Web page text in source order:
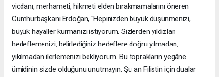
vicdanı, merhameti, hikmeti elden bırakmamalarını öneren
Cumhurbaşkanı Erdoğan, "Hepinizden büyük düşünmenizi,
büyük hayaller kurmanızı istiyorum. Sizlerden yıldızları
hedeflemenizi, belirlediğiniz hedeflere doğru yılmadan,
yıkılmadan ilerlemenizi bekliyorum. Bu toprakların yegâne
ümidinin sizde olduğunu unutmayın. Şu an Filistin için dualar